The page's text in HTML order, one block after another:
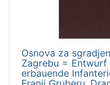
Osnova za
Zagrebu =
erbauende